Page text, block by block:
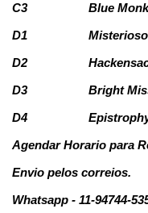
C3
Blue Monk
D1
Misterioso
D2
D3
Bright
D4
Agendar Horario para
Envio pelos correios.
Whatsapp - 11-94744-